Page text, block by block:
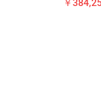
￥